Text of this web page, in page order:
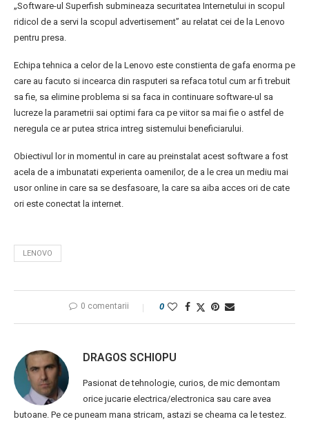
„Software-ul Superfish submineaza securitatea Internetului in scopul
ridicol de a servi la scopul advertisement” au relatat cei de la Lenovo
pentru presa.
Echipa tehnica a celor de la Lenovo este constienta de gafa enorma pe
care au facuto si incearca din rasputeri sa refaca totul cum ar fi trebuit
sa fie, sa elimine problema si sa faca in continuare software-ul sa
lucreze la parametrii sai optimi fara ca pe viitor sa mai fie o astfel de
neregula ce ar putea strica intreg sistemului beneficiarului.
Obiectivul lor in momentul in care au preinstalat acest software a fost
acela de a imbunatati experienta oamenilor, de a le crea un mediu mai
usor online in care sa se desfasoare, la care sa aiba acces ori de cate
ori este conectat la internet.
LENOVO
0 comentarii 0
DRAGOS SCHIOPU
Pasionat de tehnologie, curios, de mic demontam
orice jucarie electrica/electronica sau care avea
butoane. Pe ce puneam mana stricam, astazi se cheama ca le testez.